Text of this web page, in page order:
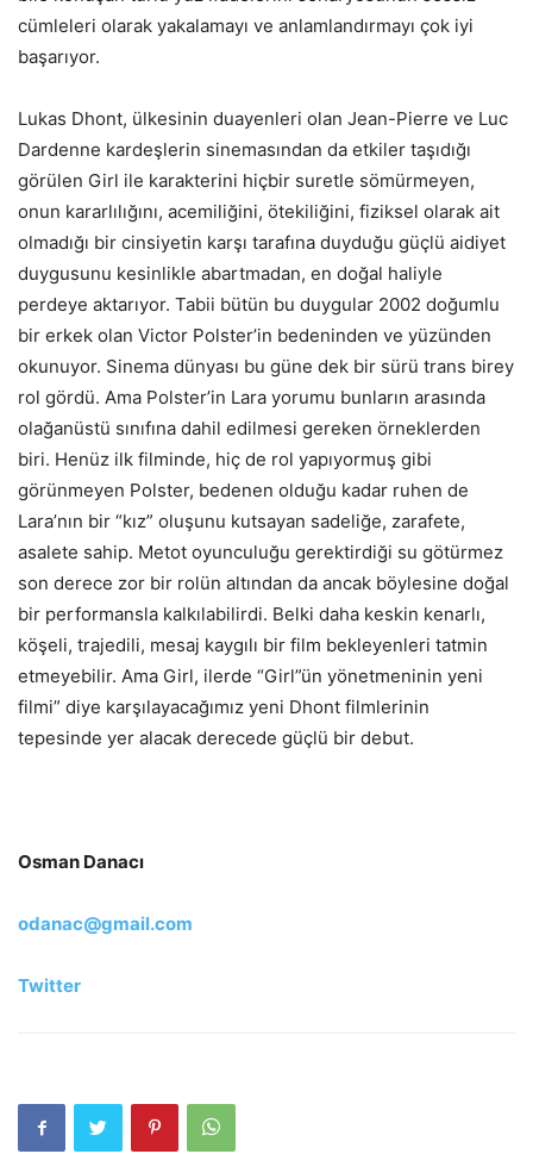
cümleleri olarak yakalamayı ve anlamlandırmayı çok iyi
başarıyor.
Lukas Dhont, ülkesinin duayenleri olan Jean-Pierre ve Luc
Dardenne kardeşlerin sinemasından da etkiler taşıdığı
görülen Girl ile karakterini hiçbir suretle sömürmeyen,
onun kararlılığını, acemiliğini, ötekiliğini, fiziksel olarak ait
olmadığı bir cinsiyetin karşı tarafına duyduğu güçlü aidiyet
duygusunu kesinlikle abartmadan, en doğal haliyle
perdeye aktarıyor. Tabii bütün bu duygular 2002 doğumlu
bir erkek olan Victor Polster’in bedeninden ve yüzünden
okunuyor. Sinema dünyası bu güne dek bir sürü trans birey
rol gördü. Ama Polster’in Lara yorumu bunların arasında
olağanüstü sınıfına dahil edilmesi gereken örneklerden
biri. Henüz ilk filminde, hiç de rol yapıyormuş gibi
görünmeyen Polster, bedenen olduğu kadar ruhen de
Lara’nın bir “kız” oluşunu kutsayan sadeliğe, zarafete,
asalete sahip. Metot oyunculuğu gerektirdiği su götürmez
son derece zor bir rolün altından da ancak böylesine doğal
bir performansla kalkılabilirdi. Belki daha keskin kenarlı,
köşeli, trajedili, mesaj kaygılı bir film bekleyenleri tatmin
etmeyebilir. Ama Girl, ilerde “Girl”ün yönetmeninin yeni
filmi” diye karşılayacağımız yeni Dhont filmlerinin
tepesinde yer alacak derecede güçlü bir debut.
Osman Danacı
odanac@gmail.com
Twitter